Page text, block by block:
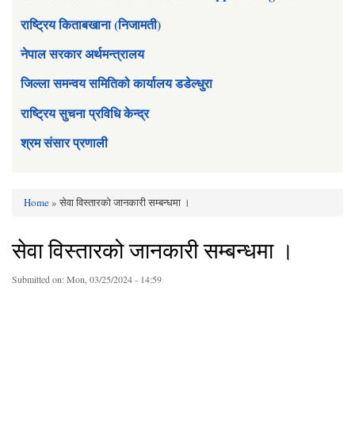
राष्ट्रिय किताबखाना (निजामती)
नेपाल सरकार अर्थमन्त्रालय
जिल्ला समन्वय समितिको कार्यालय डडेल्धुरा
राष्ट्रिय सुचना प्रविधि केन्द्र
श्रम संसार प्रणाली
Home» सेवा विस्तारको जानकारी सम्बन्धमा ।
सेवा विस्तारको जानकारी सम्बन्धमा ।
Submitted on:Mon, 03/25/2024 - 14:59